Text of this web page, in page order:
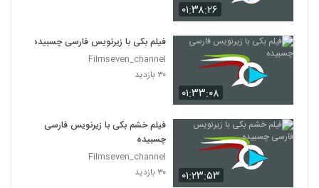
۰۱:۳۸:۲۶
۰۱:۳۳:۰۸
فیلم بکی با زیرنویس فارسی چسبیده
Filmseven_channel
۳۰ بازدید
۰۱:۲۳:۵۳
فیلم خشم بکی با زیرنویس فارسی
چسبیده
Filmseven_channel
۳۰ بازدید